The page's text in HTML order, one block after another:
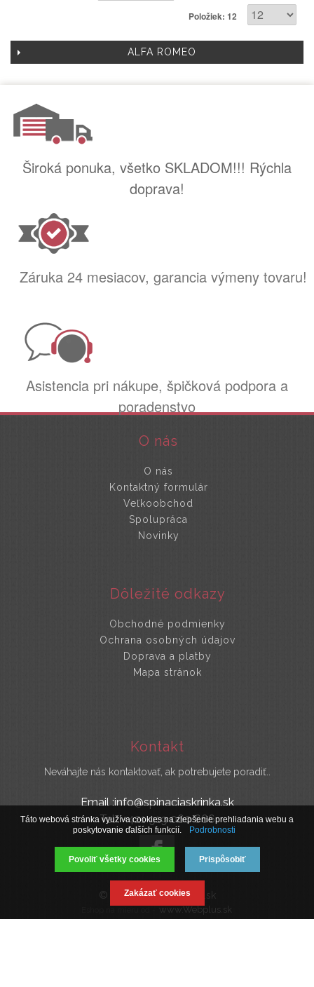
Položiek: 12
ALFA ROMEO
Široká ponuka, všetko SKLADOM!!! Rýchla
doprava!
Záruka 24 mesiacov, garancia výmeny tovaru!
Asistencia pri nákupe, špičková podpora a
poradenstvo
O nás
O nás
Kontaktný formulár
Veľkoobchod
Spolupráca
Novinky
Dôležité odkazy
Obchodné podmienky
Ochrana osobných údajov
Doprava a platby
Mapa stránok
Kontakt
Neváhajte nás kontaktovať, ak potrebujete poradiť..
Email :info@spinaciaskrinka.sk
Tel : +421 919 060 666
© 2019 SpinaciaSkrinka.sk
www.Webplus.sk
Táto webová stránka využíva cookies na zlepšenie prehliadania webu a
poskytovanie ďalších funkcií.
Podrobnosti
Povoliť všetky cookies Prispôsobiť
Zakázať cookies